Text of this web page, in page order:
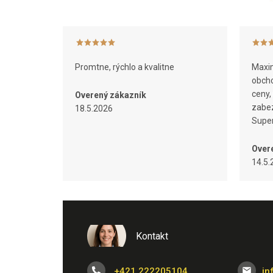
Promtne, rýchlo a kvalitne
Overený zákazník
18.5.2026
Kontakt